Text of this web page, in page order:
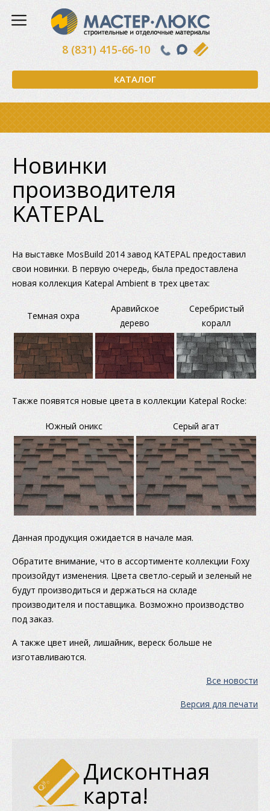
КАТАЛОГ
8 (831) 415-66-10
Новинки
производителя
KATEPAL
На выставке MosBuild 2014 завод KATEPAL предоставил
свои новинки. В первую очередь, была предоставлена
новая коллекция Katepal Ambient в трех цветах:
Темная охра
Аравийское
дерево
Серебристый
коралл
Также появятся новые цвета в коллекции Katepal Rocke:
Южный оникс Серый агат
Данная продукция ожидается в начале мая.
Обратите внимание, что в ассортименте коллекции Foxy
произойдут изменения. Цвета светло-серый и зеленый не
будут производиться и держаться на складе
производителя и поставщика. Возможно производство
под заказ.
А также цвет иней, лишайник, вереск больше не
изготавливаются.
Все новости
Версия для печати
Дисконтная
карта!